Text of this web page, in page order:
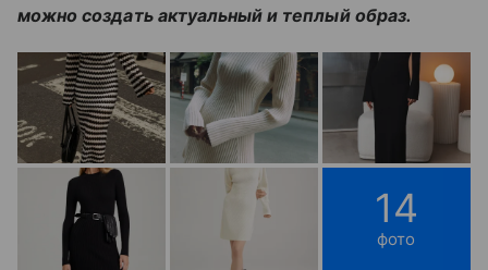
можно создать актуальный и теплый образ.
14
фото